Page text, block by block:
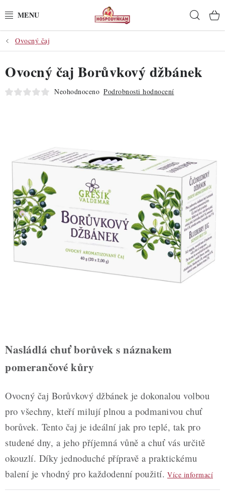
na
POTŘEBY
POMŮCKY
SUROVINY
PRO OSLAVY
DO KUCHYNĚ
POCHUTINY
ZDRAVÉ PEČENÍ
DÁRKOVÉ POUKAZY
ZNAČKY
Hodnocení obchodu
Blog
Moje objednávka
Podmínky ochrany osobních údajů
Ovocný čaj
Nasládlá chuť borůvek s náznakem
pomerančové kůry
Ovocný čaj Borůvkový džbánek je dokonalou volbou
pro všechny, kteří milují plnou a podmanivou chuť
borůvek. Tento čaj je ideální jak pro teplé, tak pro
studené dny, a jeho příjemná vůně a chuť vás určitě
okouzlí. Díky jednoduché přípravě a praktickému
balení je vhodný pro každodenní použití. Více informací
Ovocný čaj Borůvkový džbánek
Neohodnoceno Podrobnosti hodnocení